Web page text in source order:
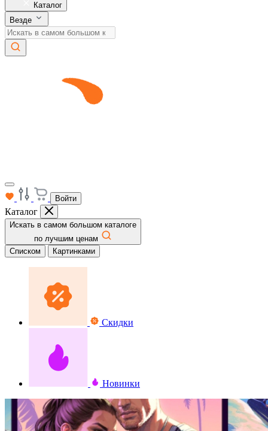
Каталог
Везде
Войти
Каталог
Искать в самом большом каталоге
по лучшим ценам
Списком
Картинками
Скидки
Новинки